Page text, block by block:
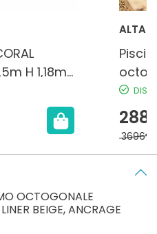
H 1,18m
3696€00
OCTOGONALE
BEIGE, ANCRAGE